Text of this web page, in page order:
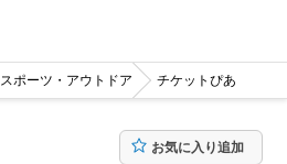
スポーツ・アウトドア チケットぴあ
お気に入り追加